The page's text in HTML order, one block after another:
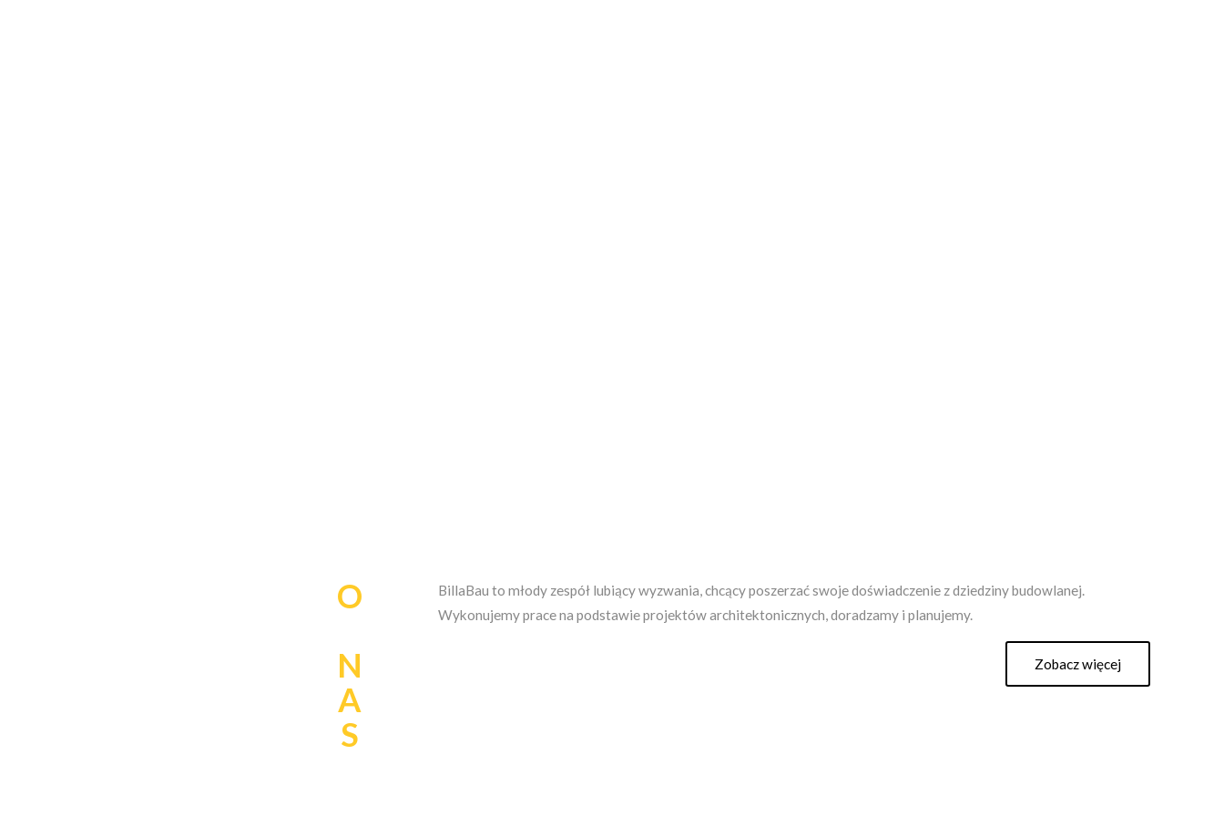
O
N
A
S
BillaBau to młody zespół lubiący wyzwania, chcący poszerzać swoje doświadczenie z dziedziny budowlanej.
Wykonujemy prace na podstawie projektów architektonicznych, doradzamy i planujemy.
Zobacz więcej